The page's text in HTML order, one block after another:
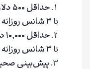
حداقل ۵۰۰ دلار حجم معاملاتی اسپات
تا۳ شانس روزانه
حداقل ۱۰,۰۰۰ دلار حجم معاملاتی فیوچرز
تا۳ شانس روزانه
پیش‌بینی صحیح حداقل ۵